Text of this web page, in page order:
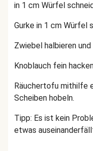
in 1 cm Würfel
Gurke in 1 cm Würfel
Zwiebel halbieren
Knoblauch fein
Räuchertofu mithilfe
Scheiben hobeln.
Tipp: Es ist kein
etwas